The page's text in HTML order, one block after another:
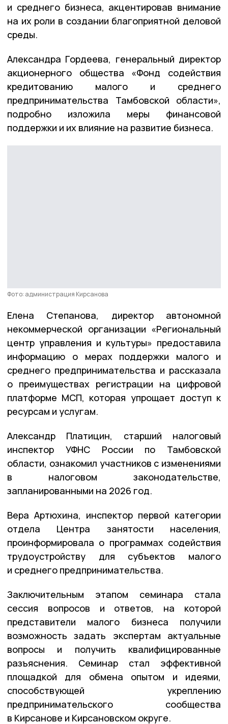
и среднего бизнеса, акцентировав внимание
на их роли в создании благоприятной деловой
среды.
Александра Гордеева, генеральный директор
акционерного общества «Фонд содействия
кредитованию малого и среднего
предпринимательства Тамбовской области»,
подробно изложила меры финансовой
поддержки и их влияние на развитие бизнеса.
Фото: администрация Кирсанова
Елена Степанова, директор автономной
некоммерческой организации «Региональный
центр управления и культуры» предоставила
информацию о мерах поддержки малого и
среднего предпринимательства и рассказала
о преимуществах регистрации на цифровой
платформе МСП, которая упрощает доступ к
ресурсам и услугам.
Александр Платицин, старший налоговый
инспектор УФНС России по Тамбовской
области, ознакомил участников с изменениями
в налоговом законодательстве,
запланированными на 2026 год.
Вера Артюхина, инспектор первой категории
отдела Центра занятости населения,
проинформировала о программах содействия
трудоустройству для субъектов малого
и среднего предпринимательства.
Заключительным этапом семинара стала
сессия вопросов и ответов, на которой
представители малого бизнеса получили
возможность задать экспертам актуальные
вопросы и получить квалифицированные
разъяснения. Семинар стал эффективной
площадкой для обмена опытом и идеями,
способствующей укреплению
предпринимательского сообщества
в Кирсанове и Кирсановском округе.